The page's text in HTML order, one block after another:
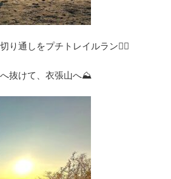
り通しをプチトレイルラン🏃‍♀️
抜けて、衣張山へ⛰